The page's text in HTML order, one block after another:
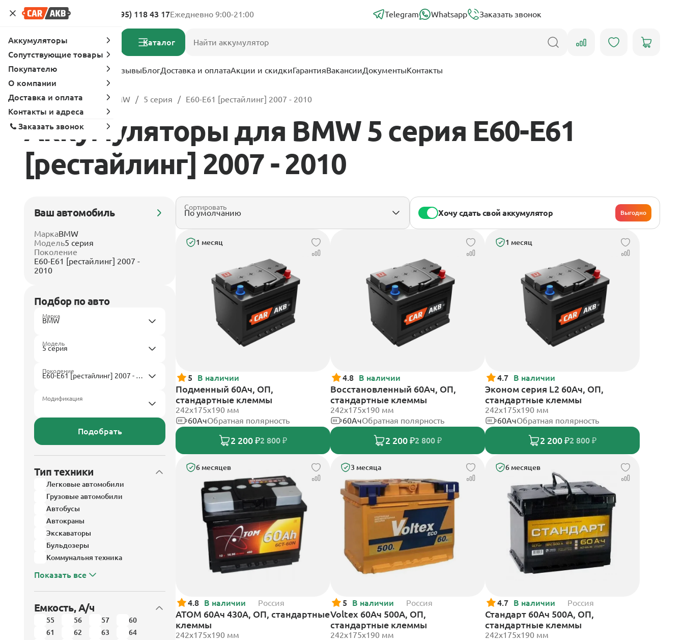
Адреса магазинов 8 (495) 118 43 17Ежедневно 9:00-21:00 Telegram Whatsapp Заказать звонок
Каталог
Услуги Вопрос-ответ ОтзывыБлогДоставка и оплатаАкции и скидкиГарантияВакансииДокументыКонтакты
Главная Каталог BMW 5 серия E60-E61 [рестайлинг] 2007 - 2010
Аккумуляторы для BMW 5 серия E60-E61
[рестайлинг] 2007 - 2010
Ваш автомобиль
МаркаBMW
Модель5 серия
Поколение
E60-E61 [рестайлинг] 2007 -
2010
Подбор по авто
Марка
Модель
Поколение
Модификация
Подобрать
Тип техники
Легковые автомобили
Грузовые автомобили
Автобусы
Автокраны
Экскаваторы
Бульдозеры
Коммунальня техника
Показать все
Емкость, А/ч
55 56 57
60
61
62 63
64
Сортировать
Хочу сдать свой аккумулятор Выгодно
1 месяц
5 В наличии
Подменный 60Ач, ОП,
стандартные клеммы
242х175х190 мм
60АчОбратная полярность
2 200 ₽2 800 ₽
4.8 В наличии
Восстановленный 60Ач, ОП,
стандартные клеммы
242х175х190 мм
60АчОбратная полярность
2 200 ₽2 800 ₽
1 месяц
4.7 В наличии
Эконом серия L2 60Ач, ОП,
стандартные клеммы
242х175х190 мм
60АчОбратная полярность
2 200 ₽2 800 ₽
6 месяцев
4.8 В наличии Россия
АТОМ 60Ач 430А, ОП, стандартные
клеммы
242х175х190 мм
3 месяца
5 В наличии Россия
Voltex 60Ач 500А, ОП,
стандартные клеммы
242х175х190 мм
6 месяцев
4.7 В наличии Россия
Стандарт 60Ач 500А, ОП,
стандартные клеммы
242x175x190 мм
Аккумуляторы
Сопутствующие товары
Покупателю
О компании
Доставка и оплата
Контакты и адреса
Заказать звонок